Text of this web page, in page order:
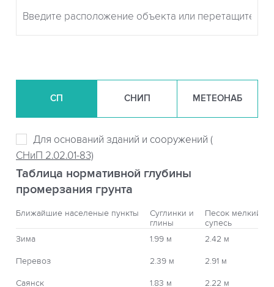
СП СНИП МЕТЕОНАБ
Для оснований зданий и сооружений (
СНиП 2.02.01-83)
Таблица нормативной глубины
промерзания грунта
Ближайшие населеные пункты
Суглинки и
глины
Песок мелкий,
супесь
Зима
1.99 м 2.42 м
Перевоз 2.39 м 2.91 м
Саянск 1.83 м 2.22 м